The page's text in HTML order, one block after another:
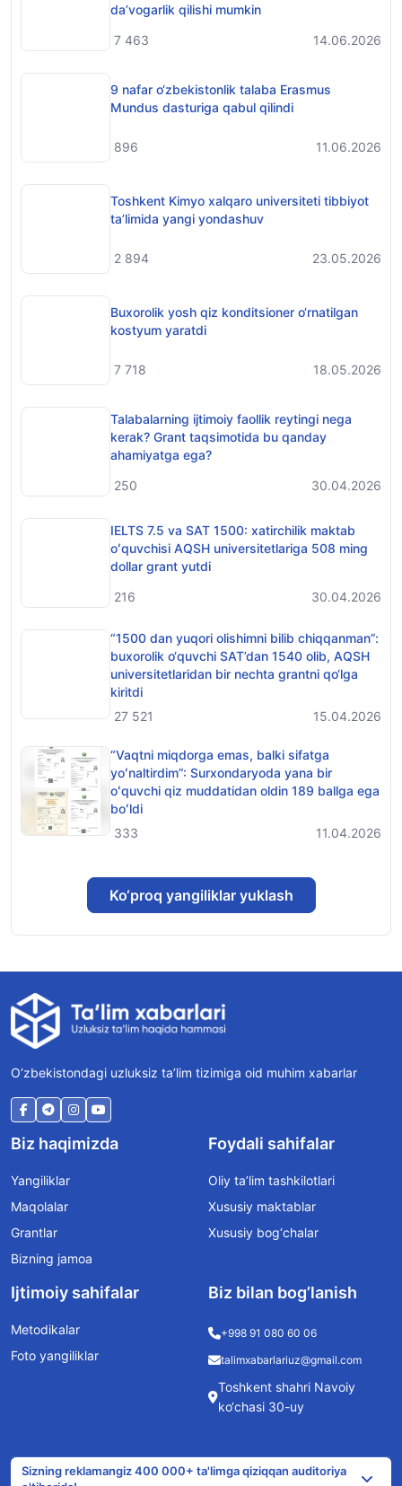
da’vogarlik qilishi mumkin
7 463
14.06.2026
9 nafar o‘zbekistonlik talaba Erasmus
Mundus dasturiga qabul qilindi
896 11.06.2026
Toshkent Kimyo xalqaro universiteti tibbiyot
ta’limida yangi yondashuv
2 894 23.05.2026
Buxorolik yosh qiz konditsioner o‘rnatilgan
kostyum yaratdi
7 718 18.05.2026
Talabalarning ijtimoiy faollik reytingi nega
kerak? Grant taqsimotida bu qanday
ahamiyatga ega?
250
30.04.2026
IELTS 7.5 va SAT 1500: xatirchilik maktab
oʻquvchisi AQSH universitetlariga 508 ming
dollar grant yutdi
216
30.04.2026
“1500 dan yuqori olishimni bilib chiqqanman”:
buxorolik o‘quvchi SAT’dan 1540 olib, AQSH
universitetlaridan bir nechta grantni qo‘lga
kiritdi
27 521
15.04.2026
“Vaqtni miqdorga emas, balki sifatga
yoʻnaltirdim”: Surxondaryoda yana bir
oʻquvchi qiz muddatidan oldin 189 ballga ega
boʻldi
333
11.04.2026
Ko‘proq yangiliklar yuklash
O‘zbekistondagi uzluksiz ta’lim tizimiga oid muhim xabarlar
Biz haqimizda
Yangiliklar
Maqolalar
Grantlar
Bizning jamoa
Foydali sahifalar
Oliy ta’lim tashkilotlari
Xususiy maktablar
Xususiy bog‘chalar
Ijtimoiy sahifalar
Metodikalar
Foto yangiliklar
Biz bilan bog’lanish
+998 91 080 60 06
talimxabarlariuz@gmail.com
Toshkent shahri Navoiy
ko‘chasi 30-uy
Sizning reklamangiz 400 000+ ta'limga qiziqqan auditoriya